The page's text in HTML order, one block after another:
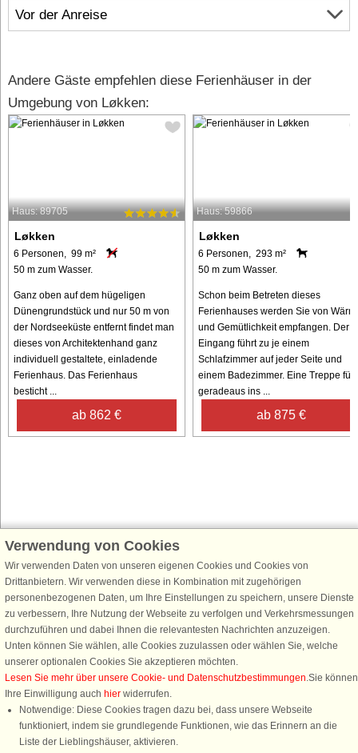
Vor der Anreise
Andere Gäste empfehlen diese Ferienhäuser in der
Umgebung von Løkken:
Haus: 89705
Løkken
6 Personen, 99 m²
50 m zum Wasser.
Ganz oben auf dem hügeligen
Dünengrundstück und nur 50 m von
der Nordseeküste entfernt findet man
dieses von Architektenhand ganz
individuell gestaltete, einladende
Ferienhaus. Das Ferienhaus
besticht ...
ab 862 €
Haus: 59866
Løkken
6 Personen, 293 m²
50 m zum Wasser.
Schon beim Betreten dieses
Ferienhauses werden Sie von
und Gemütlichkeit empfangen. Der
Eingang führt zu je einem
Schlafzimmer auf jeder Seite und
einem Badezimmer. Eine Treppe
geradeaus ins ...
ab 875 €
Schließen Sie sich 100.000 Ferienhaus-Fans an
Erhalten Sie einenWillkommensgutschein von 25 € für Ihren nächsten
Ferienhausurlaub - melden Sie sich einfach für den DanCenter Newsletter
an. Verpassen Sie nie wieder exklusive Angebote, Gewinnspiele und
Urlaubstipps!
Newsletter abonnieren
Verwendung von Cookies
Wir verwenden Daten von unseren eigenen Cookies und Cookies von
Drittanbietern. Wir verwenden diese in Kombination mit zugehörigen
personenbezogenen Daten, um Ihre Einstellungen zu speichern, unsere Dienste
zu verbessern, Ihre Nutzung der Webseite zu verfolgen und Verkehrsmessungen
durchzuführen und dabei Ihnen die relevantesten Nachrichten anzuzeigen.
Unten können Sie wählen, alle Cookies zuzulassen oder wählen Sie, welche
unserer optionalen Cookies Sie akzeptieren möchten.
Lesen Sie mehr über unsere Cookie- und Datenschutzbestimmungen.Sie können
Ihre Einwilligung auch hier widerrufen.
Notwendige: Diese Cookies tragen dazu bei, dass unsere Webseite
funktioniert, indem sie grundlegende Funktionen, wie das Erinnern an die
Liste der Lieblingshäuser, aktivieren.